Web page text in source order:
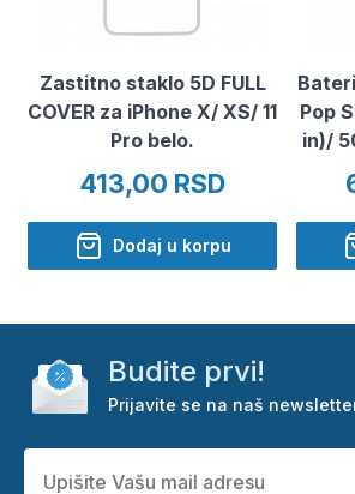
Zastitno staklo 5D FULL
COVER za iPhone X/ XS/ 11
Pro belo.
413,00 RSD
Dodaj u korpu
Pop
in)/
Budite prvi!
Prijavite se na naš